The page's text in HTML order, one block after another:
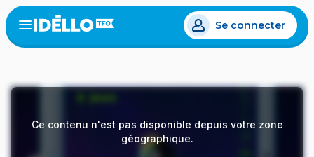
Aller
au
contenu
Open
menu
Se connecter
Ce contenu n'est pas disponible depuis votre zone
géographique.